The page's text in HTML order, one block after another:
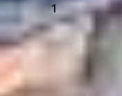
1